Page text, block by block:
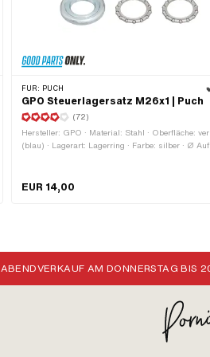
FÜR: PUCH
GPO Steuerlagersatz M26x1 | Puch
(72)
Hersteller: GPO · Material: Stahl · Oberfläche:
(blau) · Lagerart: Lagerring · Farbe: silber · Ø
EUR 14,00
ABENDVERKAUF AM DONNERSTAG BIS